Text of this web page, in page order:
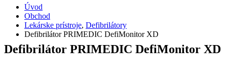
Úvod
Obchod
Lekárske prístroje, Defibrilátory
Defibrilátor PRIMEDIC DefiMonitor XD
Defibrilátor PRIMEDIC DefiMonitor XD